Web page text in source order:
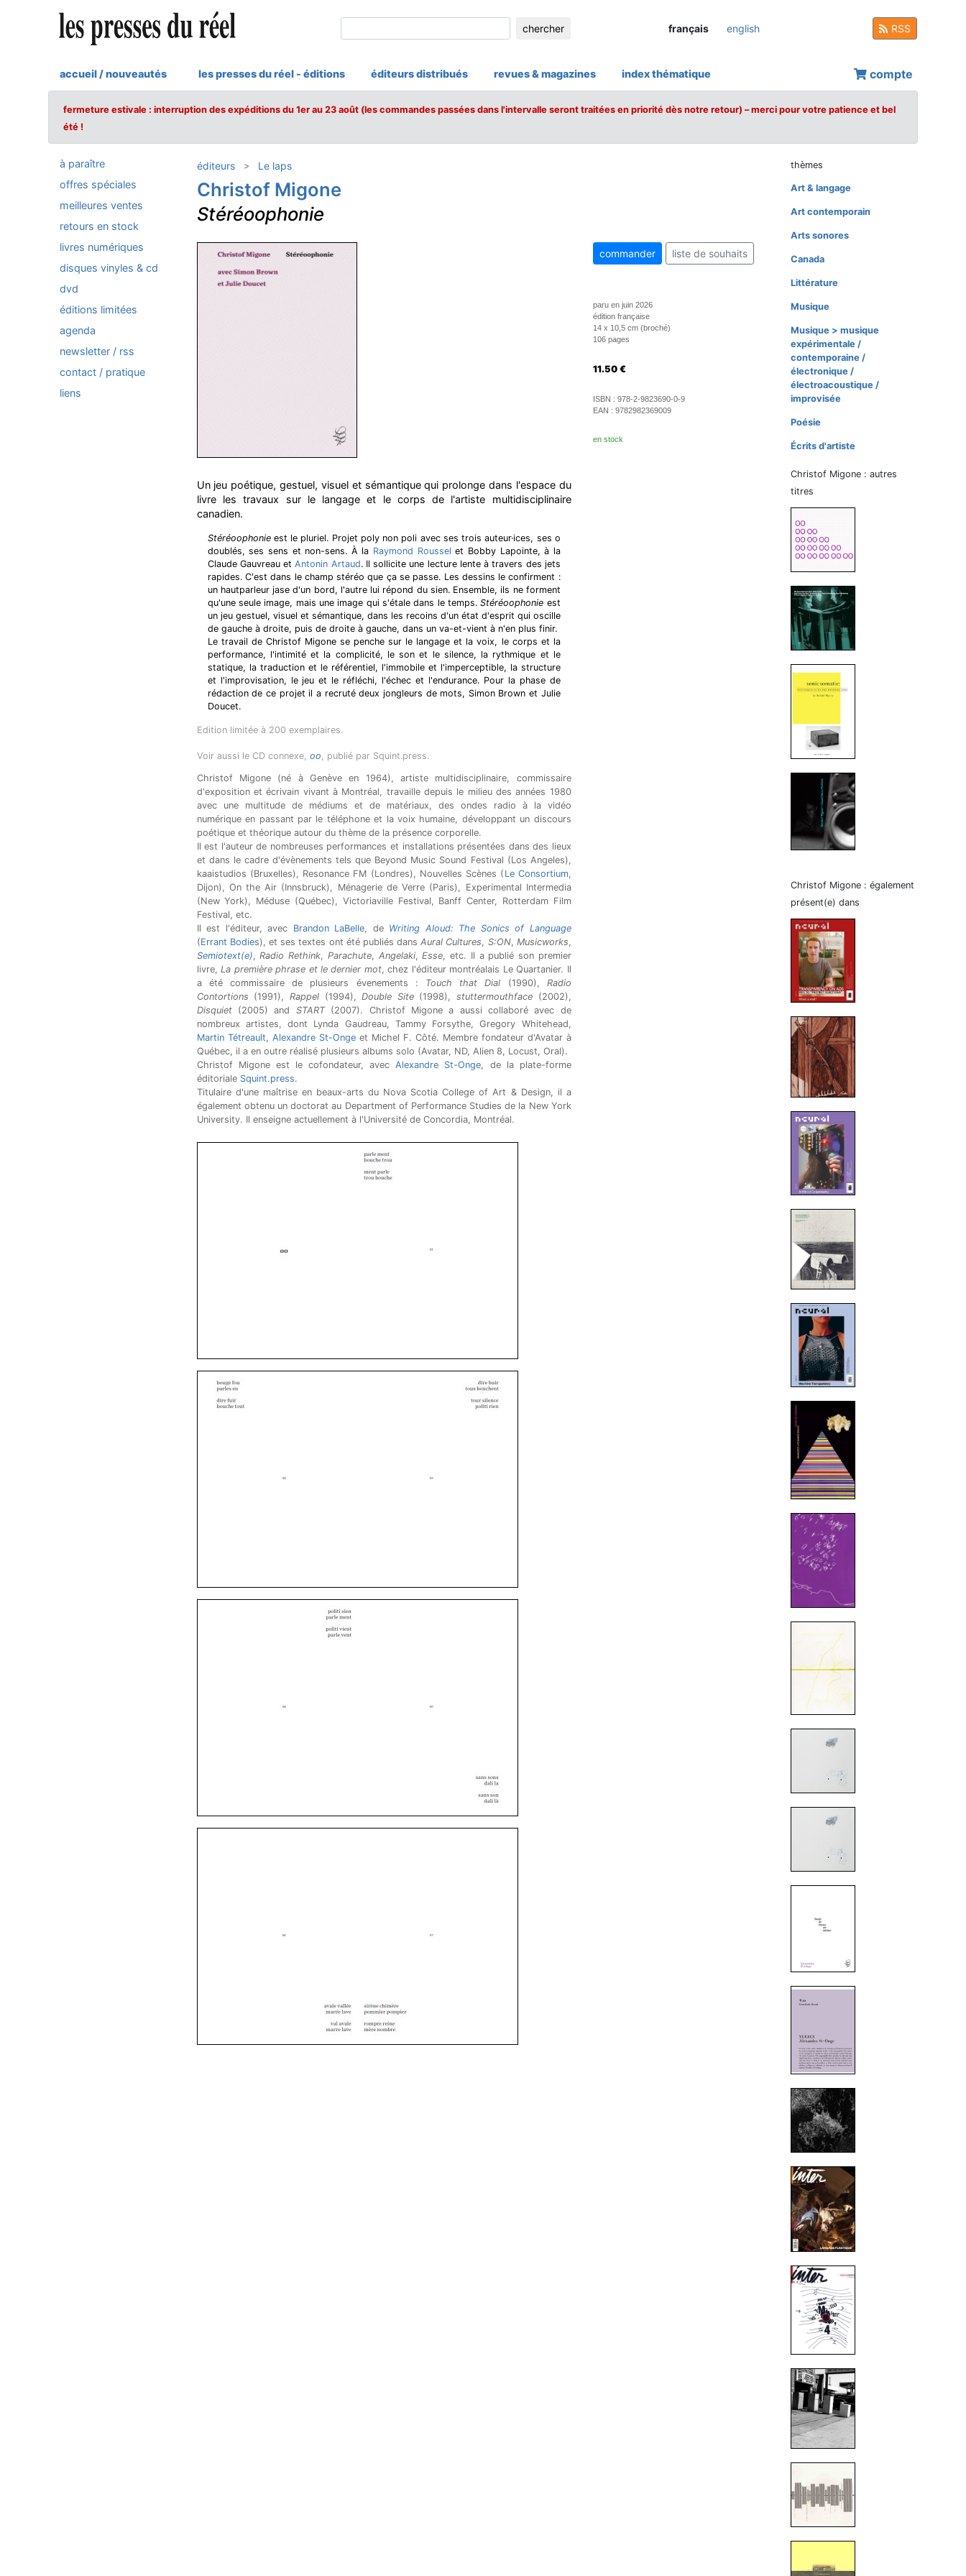
chercher français english RSS
accueil / nouveautés les presses du réel - éditions éditeurs distribués revues & magazines index thématique compte
fermeture estivale : interruption des expéditions du 1er au 23 août (les commandes passées dans l'intervalle seront traitées en priorité dès notre retour) – merci pour votre patience et bel
été !
à paraître
offres spéciales
meilleures ventes
retours en stock
livres numériques
disques vinyles & cd
dvd
éditions limitées
agenda
newsletter / rss
contact / pratique
liens
éditeurs Le laps
Christof Migone
Stéréoophonie
Un jeu poétique, gestuel, visuel et sémantique qui prolonge dans l'espace du
livre les travaux sur le langage et le corps de l'artiste multidisciplinaire
canadien.
Stéréoophonieest le pluriel. Projet poly non poli avec ses trois auteur·ices, ses o
doublés, ses sens et non-sens. À la Raymond Roussel et Bobby Lapointe, à la
Claude Gauvreau etAntonin Artaud. Il sollicite une lecture lente à travers des jets
rapides. C'est dans le champ stéréo que ça se passe. Les dessins le confirment :
un hautparleur jase d'un bord, l'autre lui répond du sien. Ensemble, ils ne forment
qu'une seule image, mais une image qui s'étale dans le temps.Stéréoophonie est
un jeu gestuel, visuel et sémantique, dans les recoins d'un état d'esprit qui oscille
de gauche à droite, puis de droite à gauche, dans un va-et-vient à n'en plus finir.
Le travail de Christof Migone se penche sur le langage et la voix, le corps et la
performance, l'intimité et la complicité, le son et le silence, la rythmique et le
statique, la traduction et le référentiel, l'immobile et l'imperceptible, la structure
et l'improvisation, le jeu et le réfléchi, l'échec et l'endurance. Pour la phase de
rédaction de ce projet il a recruté deux jongleurs de mots, Simon Brown et Julie
Doucet.
Edition limitée à 200 exemplaires.
Voir aussi le CD connexe, oo, publié par Squint.press.
Christof Migone (né à Genève en 1964), artiste multidisciplinaire, commissaire
d'exposition et écrivain vivant à Montréal, travaille depuis le milieu des années 1980
avec une multitude de médiums et de matériaux, des ondes radio à la vidéo
numérique en passant par le téléphone et la voix humaine, développant un discours
poétique et théorique autour du thème de la présence corporelle.
Il est l'auteur de nombreuses performances et installations présentées dans des lieux
et dans le cadre d'évènements tels que Beyond Music Sound Festival (Los Angeles),
kaaistudios (Bruxelles), Resonance FM (Londres), Nouvelles Scènes ( Le Consortium,
Dijon), On the Air (Innsbruck), Ménagerie de Verre (Paris), Experimental Intermedia
(New York), Méduse (Québec), Victoriaville Festival, Banff Center, Rotterdam Film
Festival, etc.
Il est l'éditeur, avec Brandon LaBelle, de Writing Aloud: The Sonics of Language
(Errant Bodies), et ses textes ont été publiés dansAural Cultures, S:ON, Musicworks,
Semiotext(e),Radio Rethink, Parachute, Angelaki,Esse, etc. Il a publié son premier
livre, La première phrase et le dernier mot, chez l'éditeur montréalais Le Quartanier. Il
a été commissaire de plusieurs évenements : Touch that Dial (1990), Radio
Contortions (1991), Rappel(1994),Double Site(1998),stuttermouthface (2002),
Disquiet(2005) and START(2007). Christof Migone a aussi collaboré avec de
nombreux artistes, dont Lynda Gaudreau, Tammy Forsythe, Gregory Whitehead,
Martin Tétreault, Alexandre St-Ongeet Michel F. Côté. Membre fondateur d'Avatar à
Québec, il a en outre réalisé plusieurs albums solo (Avatar, ND, Alien 8, Locust, Oral).
Christof Migone est le cofondateur, avecAlexandre St-Onge, de la plate-forme
éditoriale Squint.press.
Titulaire d'une maîtrise en beaux-arts du Nova Scotia College of Art & Design, il a
également obtenu un doctorat au Department of Performance Studies de la New York
University. Il enseigne actuellement à l'Université de Concordia, Montréal.
commander liste de souhaits
paru en juin 2026
édition française
14 x 10,5 cm (broché)
106 pages
11.50 €
ISBN : 978-2-9823690-0-9
EAN : 9782982369009
en stock
thèmes
Art & langage
Art contemporain
Arts sonores
Canada
Littérature
Musique
Musique > musique
expérimentale /
contemporaine /
électronique /
électroacoustique /
improvisée
Poésie
Écrits d'artiste
Christof Migone : autres
titres
Christof Migone : également
présent(e) dans